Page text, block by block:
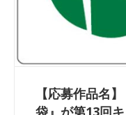
【応募作品名